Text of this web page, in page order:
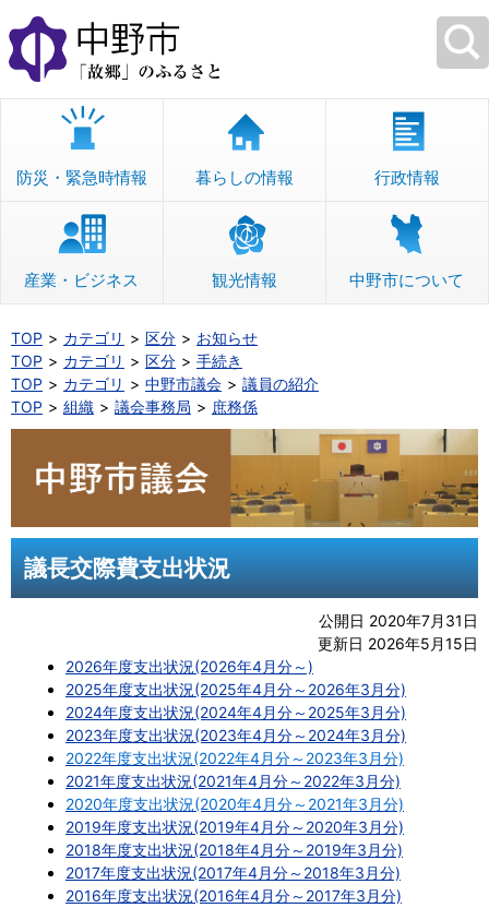
本
文
へ
移
防災・緊急時情報 暮らしの情報 行政情報
産業・ビジネス 観光情報 中野市について
TOP カテゴリ 区分
お知らせ
TOP
カテゴリ 区分
手続き
TOP
カテゴリ 中野市議会
議員の紹介
TOP
組織 議会事務局 庶務係
議長交際費支出状況
公開日 2020年7月31日
更新日 2026年5月15日
2026年度支出状況(2026年4月分～)
2025年度支出状況(2025年4月分～2026年3月分)
2024年度支出状況(2024年4月分～2025年3月分)
2023年度支出状況(2023年4月分～2024年3月分)
2022年度支出状況(2022年4月分～2023年3月分)
2021年度支出状況(2021年4月分～2022年3月分)
2020年度支出状況(2020年4月分～2021年3月分)
2019年度支出状況(2019年4月分～2020年3月分)
2018年度支出状況(2018年4月分～2019年3月分)
2017年度支出状況(2017年4月分～2018年3月分)
2016年度支出状況(2016年4月分～2017年3月分)